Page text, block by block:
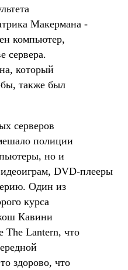
Макермана -
компьютер,
сервера.
который
также был
серверов
полиции
но и
DVD-плееры
Один из
курса
Кавини
The Lantern, что
здорово, что